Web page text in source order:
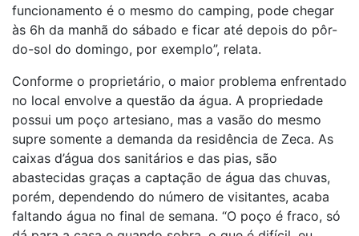
funcionamento é o mesmo do camping, pode chegar
às 6h da manhã do sábado e ficar até depois do pôr-
do-sol do domingo, por exemplo”, relata.
Conforme o proprietário, o maior problema enfrentado
no local envolve a questão da água. A propriedade
possui um poço artesiano, mas a vasão do mesmo
supre somente a demanda da residência de Zeca. As
caixas d’água dos sanitários e das pias, são
abastecidas graças a captação de água das chuvas,
porém, dependendo do número de visitantes, acaba
faltando água no final de semana. “O poço é fraco, só